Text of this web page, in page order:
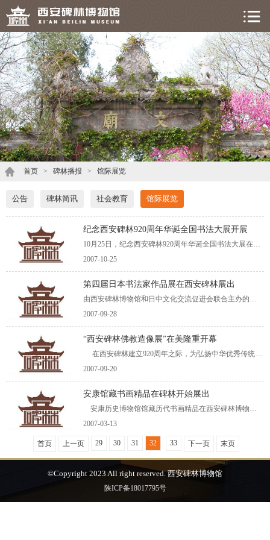
首页 > 碑林播报 > 馆际展览
公告 碑林简讯 社会教育 馆际展览
纪念西安碑林920周年华诞全国书法大展开展
10月25日，纪念西安碑林920周年华诞全国书法大展在西安碑林博物馆展出。国际博物馆协会中国委员会主席、中国博物馆学会理事长张文彬，陕西省人大副主任邓理，省政协副主席张保庆、杨永茂，省委秘书长王改民、省政府副秘书长庄长兴等
2007-10-25
第四届日本书法家作品展在西安碑林展出
由西安碑林博物馆和日中文化交流促进会联合主办的《第四届全日本代表书家作品展》9月27日上午在西安碑林博物馆隆重开幕。省文物局副巡视员吴晓丛、省书协名誉主席吴三大、省书协主席雷珍民，以及由团长刘洪友、顾问伊藤欣石率领的日本书
2007-09-28
“西安碑林佛教造像展”在美隆重开幕
在西安碑林建立920周年之际，为弘扬中华优秀传统文化，展现西安碑林丰富的文化内涵，进一步增进中美两国人民之间的友好往来，扩大两国之间的文化交流，应美国华美协进社中国美术馆的邀请，在陕西省文物局的大力支持和指导下
2007-09-20
安康馆藏书画精品在碑林开始展出
安康历史博物馆馆藏历代书画精品在西安碑林博物馆东展厅开始展出。作为碑林博物馆2007年的首次展出，这些珍品将给古城人民在新春萌动的时节带来一道文化盛宴。 本次展览所展出的历代书画精品共46幅，均为首次公开展示，作品时代上
2007-03-13
首页 上一页 29 30 31 32 33 下一页 末页
©Copyright 2023 All right reserved. 西安碑林博物馆
陕ICP备18017795号